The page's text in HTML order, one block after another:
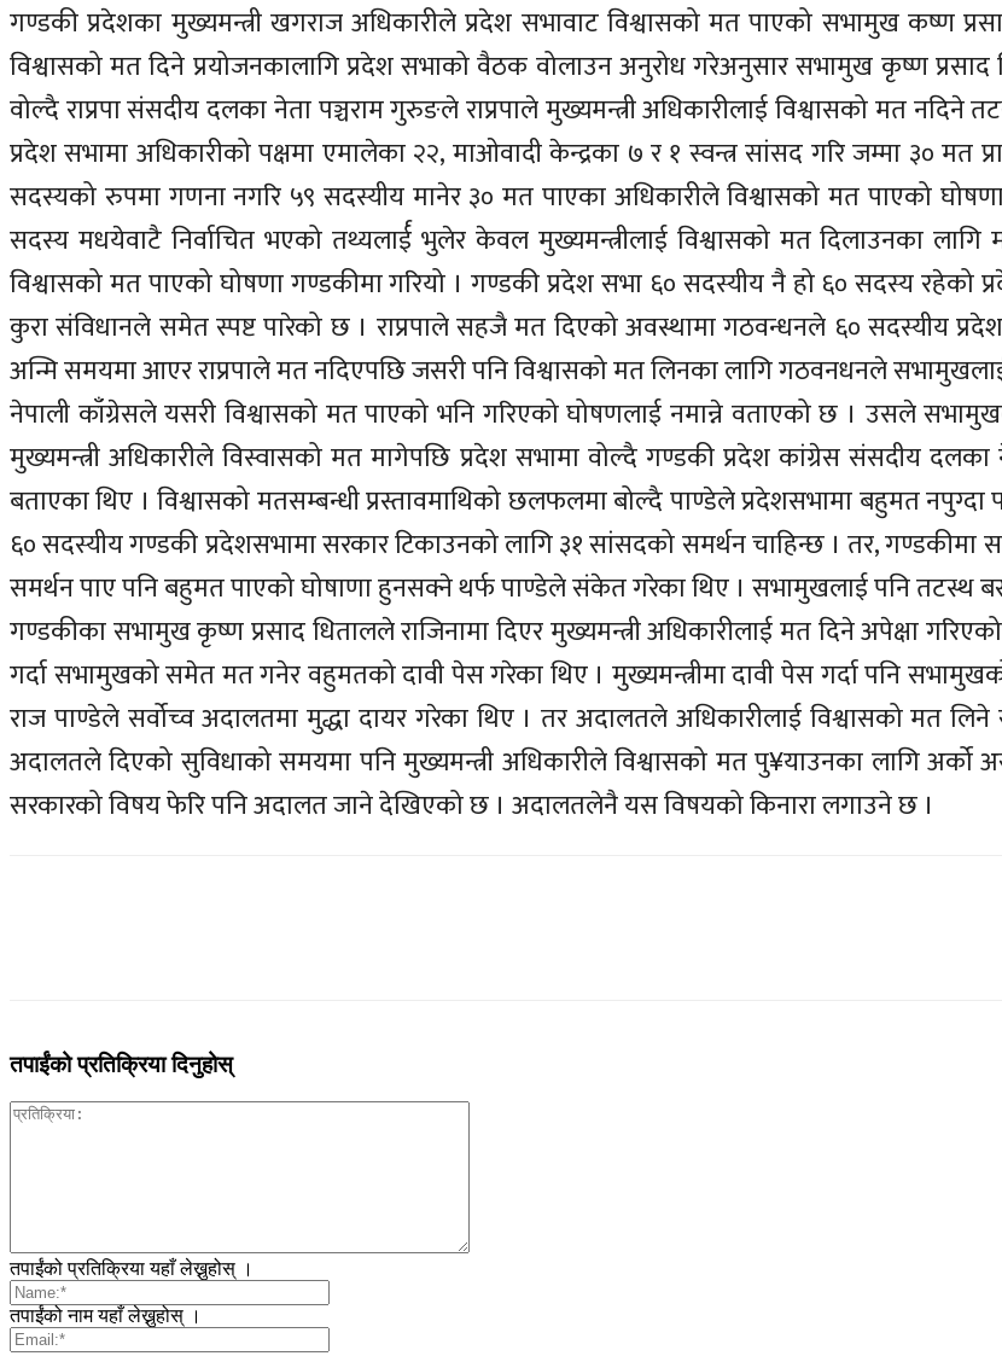
गण्डकी प्रदेशका मुख्यमन्त्री खगराज अधिकारीले प्रदेश सभावाट विश्वासको मत पाएको सभामुख कष्ण
विश्वासको मत दिने प्रयोजनकालागि प्रदेश सभाको वैठक वोलाउन अनुरोध गरेअनुसार सभामुख कृष्ण
वोल्दै राप्रपा संसदीय दलका नेता पञ्चराम गुरुङले राप्रपाले मुख्यमन्त्री अधिकारीलाई विश्वासको मत नदिने
प्रदेश सभामा अधिकारीको पक्षमा एमालेका २२, माओवादी केन्द्रका ७ र १ स्वन्त्र सांसद गरि जम्मा ३० मत
सदस्यको रुपमा गणना नगरि ५९ सदस्यीय मानेर ३० मत पाएका अधिकारीले विश्वासको मत पाएको
सदस्य मधयेवाटै निर्वाचित भएको तथ्यलार्ई भुलेर केवल मुख्यमन्त्रीलाई विश्वासको मत दिलाउनका
विश्वासको मत पाएको घोषणा गण्डकीमा गरियो । गण्डकी प्रदेश सभा ६० सदस्यीय नै हो ६० सदस्य रहेको
कुरा संविधानले समेत स्पष्ट पारेको छ । राप्रपाले सहजै मत दिएको अवस्थामा गठवन्धनले ६० सदस्यीय
अन्मि समयमा आएर राप्रपाले मत नदिएपछि जसरी पनि विश्वासको मत लिनका लागि गठवनधनले
नेपाली काँग्रेसले यसरी विश्वासको मत पाएको भनि गरिएको घोषणलाई नमान्ने वताएको छ । उसले
मुख्यमन्त्री अधिकारीले विस्वासको मत मागेपछि प्रदेश सभामा वोल्दै गण्डकी प्रदेश कांग्रेस संसदीय
बताएका थिए । विश्वासको मतसम्बन्धी प्रस्तावमाथिको छलफलमा बोल्दै पाण्डेले प्रदेशसभामा बहुमत
६० सदस्यीय गण्डकी प्रदेशसभामा सरकार टिकाउनको लागि ३१ सांसदको समर्थन चाहिन्छ । तर,
समर्थन पाए पनि बहुमत पाएको घोषाणा हुनसक्ने थर्फ पाण्डेले संकेत गरेका थिए । सभामुखलाई पनि तटस्थ
गण्डकीका सभामुख कृष्ण प्रसाद धितालले राजिनामा दिएर मुख्यमन्त्री अधिकारीलाई मत दिने अपेक्षा
गर्दा सभामुखको समेत मत गनेर वहुमतको दावी पेस गरेका थिए । मुख्यमन्त्रीमा दावी पेस गर्दा पनि
राज पाण्डेले सर्वोच्व अदालतमा मुद्धा दायर गरेका थिए । तर अदालतले अधिकारीलाई विश्वासको मत लिने
अदालतले दिएको सुविधाको समयमा पनि मुख्यमन्त्री अधिकारीले विश्वासको मत पु¥याउनका लागि
सरकारको विषय फेरि पनि अदालत जाने देखिएको छ । अदालतलेनै यस विषयको किनारा लगाउने छ ।
तपाईंको प्रतिक्रिया दिनुहोस्
तपाईंको प्रतिक्रिया यहाँ लेख्नुहोस् ।
तपाईंको नाम यहाँ लेख्नुहोस् ।